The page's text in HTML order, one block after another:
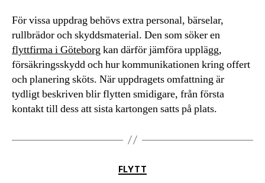
För vissa uppdrag behövs extra personal, bärselar,
rullbrädor och skyddsmaterial. Den som söker en
flyttfirma i Göteborgkan därför jämföra upplägg,
försäkringsskydd och hur kommunikationen kring offert
och planering sköts. När uppdragets omfattning är
tydligt beskriven blir flytten smidigare, från första
kontakt till dess att sista kartongen satts på plats.
Kategorier
FLYTT